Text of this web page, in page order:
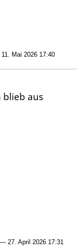
Mai 2026 17:40
blieb aus
27. April 2026 17:31